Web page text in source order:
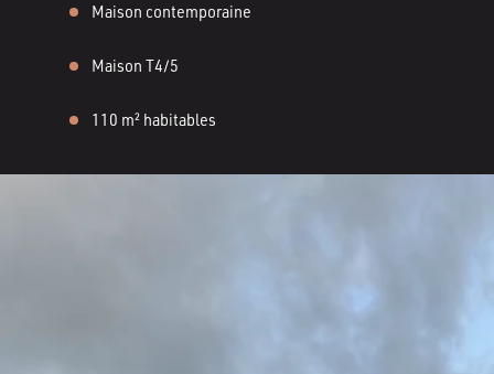
Maison contemporaine
Maison T4/5
110 m² habitables